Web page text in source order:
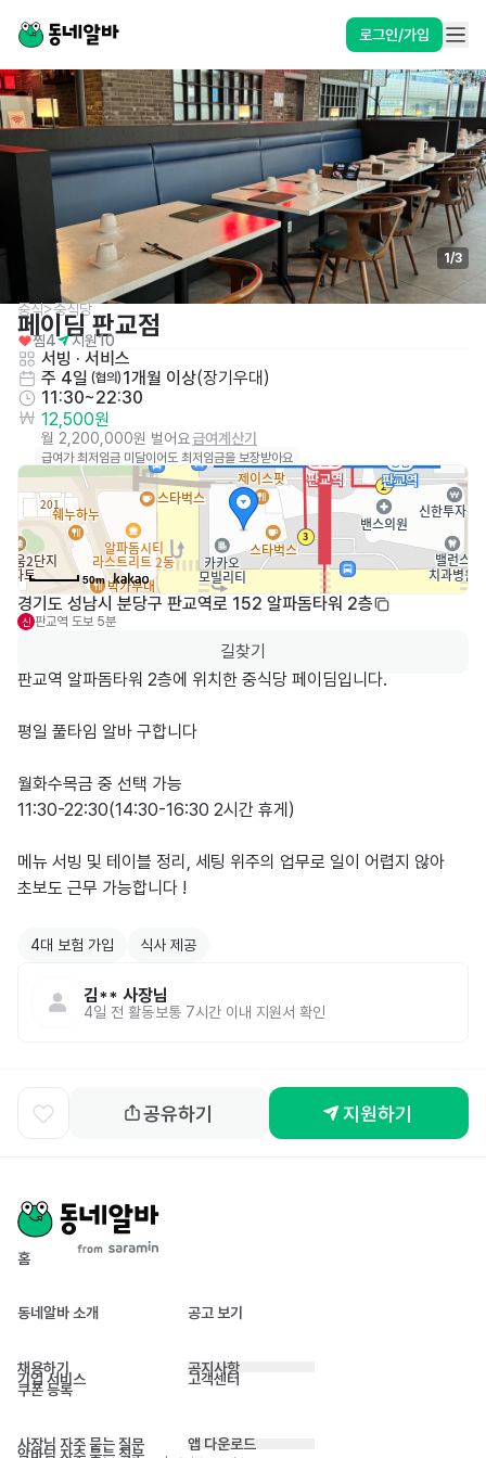
로그인/가입
1/3
중식>중식당
페이딤 판교점
찜4 지원10
서빙 · 서비스
주 4일 (협의) 1개월 이상(장기우대 )
11:30~22:30
12,500원
월 2,200,000원 벌어요급여계산기
급여가 최저임금 미달이어도 최저임금을 보장받아요
50m
경기도 성남시 분당구 판교역로 152 알파돔타워 2층
신 판교역 도보 5분
길찾기
판교역 알파돔타워 2층에 위치한 중식당 페이딤입니다.
평일 풀타임 알바 구합니다
월화수목금 중 선택 가능
11:30-22:30(14:30-16:30 2시간 휴게)
메뉴 서빙 및 테이블 정리, 세팅 위주의 업무로 일이 어렵지 않아
초보도 근무 가능합니다 !
4대 보험 가입 식사 제공
김** 사장님
4일 전 활동 보통 7시간 이내 지원서 확인
공유하기 지원하기
홈
동네알바 소개 공고 보기
채용하기
기업 서비스
쿠폰 등록
공지사항
고객센터
사장님 자주 묻는 질문 앱 다운로드